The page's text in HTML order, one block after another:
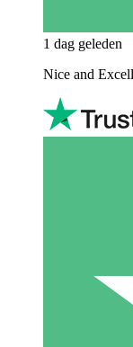
1 dag geleden
Nice and